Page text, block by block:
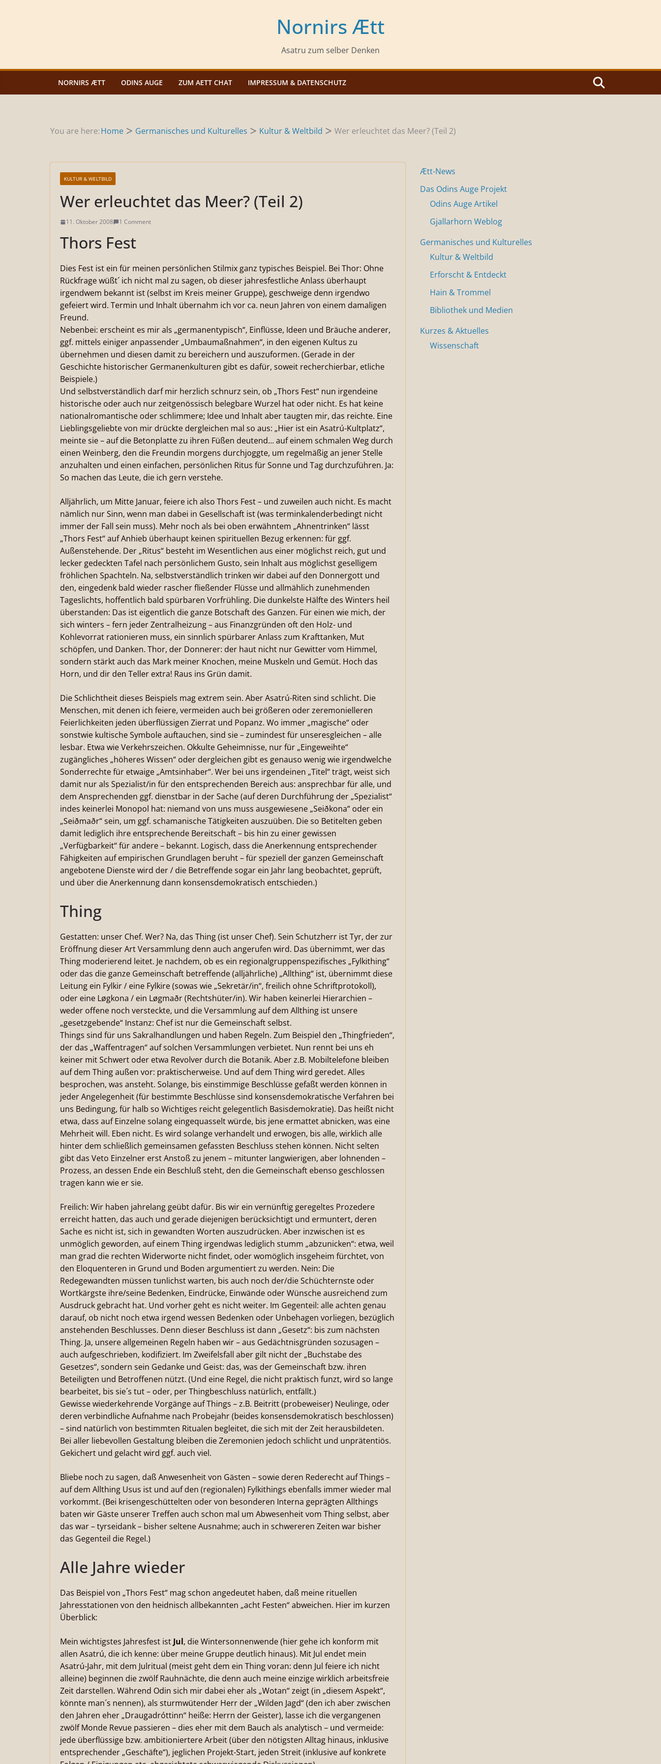
Nornirs Ætt
Asatru zum selber Denken
NORNIRS ÆTT ODINS AUGE ZUM AETT CHAT IMPRESSUM & DATENSCHUTZ
You are here:Home Germanisches und Kulturelles Kultur & Weltbild Wer erleuchtet das Meer? (Teil 2)
KULTUR & WELTBILD
Wer erleuchtet das Meer? (Teil 2)
11. Oktober 2008 1 Comment
Thors Fest
Dies Fest ist ein für meinen persönlichen Stilmix ganz typisches Beispiel. Bei Thor: Ohne
Rückfrage wüßt´ ich nicht mal zu sagen, ob dieser jahresfestliche Anlass überhaupt
irgendwem bekannt ist (selbst im Kreis meiner Gruppe), geschweige denn irgendwo
gefeiert wird. Termin und Inhalt übernahm ich vor ca. neun Jahren von einem damaligen
Freund.
Nebenbei: erscheint es mir als „germanentypisch“, Einflüsse, Ideen und Bräuche anderer,
ggf. mittels einiger anpassender „Umbaumaßnahmen“, in den eigenen Kultus zu
übernehmen und diesen damit zu bereichern und auszuformen. (Gerade in der
Geschichte historischer Germanenkulturen gibt es dafür, soweit recherchierbar, etliche
Beispiele.)
Und selbstverständlich darf mir herzlich schnurz sein, ob „Thors Fest“ nun irgendeine
historische oder auch nur zeitgenössisch belegbare Wurzel hat oder nicht. Es hat keine
nationalromantische oder schlimmere; Idee und Inhalt aber taugten mir, das reichte. Eine
Lieblingsgeliebte von mir drückte dergleichen mal so aus: „Hier ist ein Asatrú-Kultplatz“,
meinte sie – auf die Betonplatte zu ihren Füßen deutend… auf einem schmalen Weg durch
einen Weinberg, den die Freundin morgens durchjoggte, um regelmäßig an jener Stelle
anzuhalten und einen einfachen, persönlichen Ritus für Sonne und Tag durchzuführen. Ja:
So machen das Leute, die ich gern verstehe.
Alljährlich, um Mitte Januar, feiere ich also Thors Fest – und zuweilen auch nicht. Es macht
nämlich nur Sinn, wenn man dabei in Gesellschaft ist (was terminkalenderbedingt nicht
immer der Fall sein muss). Mehr noch als bei oben erwähntem „Ahnentrinken“ lässt
„Thors Fest“ auf Anhieb überhaupt keinen spirituellen Bezug erkennen: für ggf.
Außenstehende. Der „Ritus“ besteht im Wesentlichen aus einer möglichst reich, gut und
lecker gedeckten Tafel nach persönlichem Gusto, sein Inhalt aus möglichst geselligem
fröhlichen Spachteln. Na, selbstverständlich trinken wir dabei auf den Donnergott und
den, eingedenk bald wieder rascher fließender Flüsse und allmählich zunehmenden
Tageslichts, hoffentlich bald spürbaren Vorfrühling. Die dunkelste Hälfte des Winters heil
überstanden: Das ist eigentlich die ganze Botschaft des Ganzen. Für einen wie mich, der
sich winters – fern jeder Zentralheizung – aus Finanzgründen oft den Holz- und
Kohlevorrat rationieren muss, ein sinnlich spürbarer Anlass zum Krafttanken, Mut
schöpfen, und Danken. Thor, der Donnerer: der haut nicht nur Gewitter vom Himmel,
sondern stärkt auch das Mark meiner Knochen, meine Muskeln und Gemüt. Hoch das
Horn, und dir den Teller extra! Raus ins Grün damit.
Die Schlichtheit dieses Beispiels mag extrem sein. Aber Asatrú-Riten sind schlicht. Die
Menschen, mit denen ich feiere, vermeiden auch bei größeren oder zeremonielleren
Feierlichkeiten jeden überflüssigen Zierrat und Popanz. Wo immer „magische“ oder
sonstwie kultische Symbole auftauchen, sind sie – zumindest für unseresgleichen – alle
lesbar. Etwa wie Verkehrszeichen. Okkulte Geheimnisse, nur für „Eingeweihte“
zugängliches „höheres Wissen“ oder dergleichen gibt es genauso wenig wie irgendwelche
Sonderrechte für etwaige „Amtsinhaber“. Wer bei uns irgendeinen „Titel“ trägt, weist sich
damit nur als Spezialist/in für den entsprechenden Bereich aus: ansprechbar für alle, und
dem Ansprechenden ggf. dienstbar in der Sache (auf deren Durchführung der „Spezialist“
indes keinerlei Monopol hat: niemand von uns muss ausgewiesene „Seiðkona“ oder ein
„Seiðmaðr“ sein, um ggf. schamanische Tätigkeiten auszuüben. Die so Betitelten geben
damit lediglich ihre entsprechende Bereitschaft – bis hin zu einer gewissen
„Verfügbarkeit“ für andere – bekannt. Logisch, dass die Anerkennung entsprechender
Fähigkeiten auf empirischen Grundlagen beruht – für speziell der ganzen Gemeinschaft
angebotene Dienste wird der / die Betreffende sogar ein Jahr lang beobachtet, geprüft,
und über die Anerkennung dann konsensdemokratisch entschieden.)
Thing
Gestatten: unser Chef. Wer? Na, das Thing (ist unser Chef). Sein Schutzherr ist Tyr, der zur
Eröffnung dieser Art Versammlung denn auch angerufen wird. Das übernimmt, wer das
Thing moderierend leitet. Je nachdem, ob es ein regionalgruppenspezifisches „Fylkithing“
oder das die ganze Gemeinschaft betreffende (alljährliche) „Allthing“ ist, übernimmt diese
Leitung ein Fylkir / eine Fylkire (sowas wie „Sekretär/in“, freilich ohne Schriftprotokoll),
oder eine Løgkona / ein Løgmaðr (Rechtshüter/in). Wir haben keinerlei Hierarchien –
weder offene noch versteckte, und die Versammlung auf dem Allthing ist unsere
„gesetzgebende“ Instanz: Chef ist nur die Gemeinschaft selbst.
Things sind für uns Sakralhandlungen und haben Regeln. Zum Beispiel den „Thingfrieden“,
der das „Waffentragen“ auf solchen Versammlungen verbietet. Nun rennt bei uns eh
keiner mit Schwert oder etwa Revolver durch die Botanik. Aber z.B. Mobiltelefone bleiben
auf dem Thing außen vor: praktischerweise. Und auf dem Thing wird geredet. Alles
besprochen, was ansteht. Solange, bis einstimmige Beschlüsse gefaßt werden können in
jeder Angelegenheit (für bestimmte Beschlüsse sind konsensdemokratische Verfahren bei
uns Bedingung, für halb so Wichtiges reicht gelegentlich Basisdemokratie). Das heißt nicht
etwa, dass auf Einzelne solang eingequasselt würde, bis jene ermattet abnicken, was eine
Mehrheit will. Eben nicht. Es wird solange verhandelt und erwogen, bis alle, wirklich alle
hinter dem schließlich gemeinsamen gefassten Beschluss stehen können. Nicht selten
gibt das Veto Einzelner erst Anstoß zu jenem – mitunter langwierigen, aber lohnenden –
Prozess, an dessen Ende ein Beschluß steht, den die Gemeinschaft ebenso geschlossen
tragen kann wie er sie.
Freilich: Wir haben jahrelang geübt dafür. Bis wir ein vernünftig geregeltes Prozedere
erreicht hatten, das auch und gerade diejenigen berücksichtigt und ermuntert, deren
Sache es nicht ist, sich in gewandten Worten auszudrücken. Aber inzwischen ist es
unmöglich geworden, auf einem Thing irgendwas lediglich stumm „abzunicken“: etwa, weil
man grad die rechten Widerworte nicht findet, oder womöglich insgeheim fürchtet, von
den Eloquenteren in Grund und Boden argumentiert zu werden. Nein: Die
Redegewandten müssen tunlichst warten, bis auch noch der/die Schüchternste oder
Wortkärgste ihre/seine Bedenken, Eindrücke, Einwände oder Wünsche ausreichend zum
Ausdruck gebracht hat. Und vorher geht es nicht weiter. Im Gegenteil: alle achten genau
darauf, ob nicht noch etwa irgend wessen Bedenken oder Unbehagen vorliegen, bezüglich
anstehenden Beschlusses. Denn dieser Beschluss ist dann „Gesetz“: bis zum nächsten
Thing. Ja, unsere allgemeinen Regeln haben wir – aus Gedächtnisgründen sozusagen –
auch aufgeschrieben, kodifiziert. Im Zweifelsfall aber gilt nicht der „Buchstabe des
Gesetzes“, sondern sein Gedanke und Geist: das, was der Gemeinschaft bzw. ihren
Beteiligten und Betroffenen nützt. (Und eine Regel, die nicht praktisch funzt, wird so lange
bearbeitet, bis sie´s tut – oder, per Thingbeschluss natürlich, entfällt.)
Gewisse wiederkehrende Vorgänge auf Things – z.B. Beitritt (probeweiser) Neulinge, oder
deren verbindliche Aufnahme nach Probejahr (beides konsensdemokratisch beschlossen)
– sind natürlich von bestimmten Ritualen begleitet, die sich mit der Zeit herausbildeten.
Bei aller liebevollen Gestaltung bleiben die Zeremonien jedoch schlicht und unprätentiös.
Gekichert und gelacht wird ggf. auch viel.
Bliebe noch zu sagen, daß Anwesenheit von Gästen – sowie deren Rederecht auf Things –
auf dem Allthing Usus ist und auf den (regionalen) Fylkithings ebenfalls immer wieder mal
vorkommt. (Bei krisengeschüttelten oder von besonderen Interna geprägten Allthings
baten wir Gäste unserer Treffen auch schon mal um Abwesenheit vom Thing selbst, aber
das war – tyrseidank – bisher seltene Ausnahme; auch in schwereren Zeiten war bisher
das Gegenteil die Regel.)
Alle Jahre wieder
Das Beispiel von „Thors Fest“ mag schon angedeutet haben, daß meine rituellen
Jahresstationen von den heidnisch allbekannten „acht Festen“ abweichen. Hier im kurzen
Überblick:
Mein wichtigstes Jahresfest ist Jul, die Wintersonnenwende (hier gehe ich konform mit
allen Asatrú, die ich kenne: über meine Gruppe deutlich hinaus). Mit Jul endet mein
Asatrú-Jahr, mit dem Julritual (meist geht dem ein Thing voran: denn Jul feiere ich nicht
alleine) beginnen die zwölf Rauhnächte, die denn auch meine einzige wirklich arbeitsfreie
Zeit darstellen. Während Odin sich mir dabei eher als „Wotan“ zeigt (in „diesem Aspekt“,
könnte man´s nennen), als sturmwütender Herr der „Wilden Jagd“ (den ich aber zwischen
den Jahren eher „Draugadróttinn“ heiße: Herrn der Geister), lasse ich die vergangenen
zwölf Monde Revue passieren – dies eher mit dem Bauch als analytisch – und vermeide:
jede überflüssige bzw. ambitioniertere Arbeit (über den nötigsten Alltag hinaus, inklusive
entsprechender „Geschäfte“), jeglichen Projekt-Start, jeden Streit (inklusive auf konkrete
Ætt-News
Das Odins Auge Projekt
Odins Auge Artikel
Gjallarhorn Weblog
Germanisches und Kulturelles
Kultur & Weltbild
Erforscht & Entdeckt
Hain & Trommel
Bibliothek und Medien
Kurzes & Aktuelles
Wissenschaft